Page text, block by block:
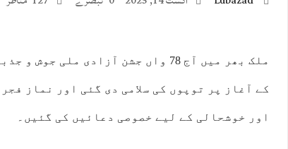
ملک بھر میں آج 78 واں جشن آزادی
کے آغاز پر توپوں کی سلامی دی گئی اور نماز
اور خوشحالی کے لیے خصوصی دعائیں کی گئیں۔